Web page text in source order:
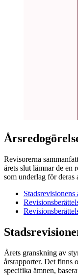
Revisorerna
årets slut lämnar de en
som underlag för deras
Årets granskning av
årsrapporter. Det finns
specifika ämnen,